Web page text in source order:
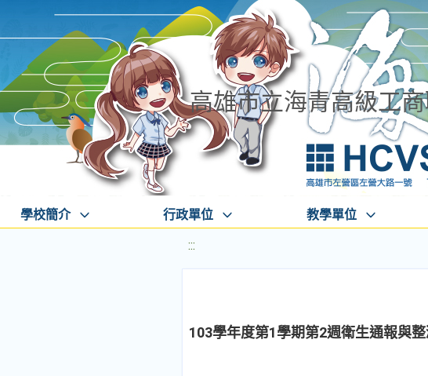
高雄市立海青高級工
學校簡介 行政單位 教學單位
:::
103學年度第1學期第2週衛生通報與